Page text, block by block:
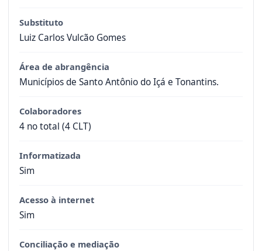
Substituto
Luiz Carlos Vulcão Gomes
Área de abrangência
Municípios de Santo Antônio do Içá e Tonantins.
Colaboradores
4 no total (4 CLT)
Informatizada
Sim
Acesso à internet
Sim
Conciliação e mediação